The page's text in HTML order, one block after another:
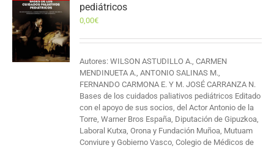
pediátricos
0,00€
Autores: WILSON ASTUDILLO A., CARMEN
MENDINUETA A., ANTONIO SALINAS M.,
FERNANDO CARMONA E. Y M. JOSÉ CARRANZA N.
Bases de los cuidados paliativos pediátricos Editado
con el apoyo de sus socios, del Actor Antonio de la
Torre, Warner Bros España, Diputación de Gipuzkoa,
Laboral Kutxa, Orona y Fundación Muñoa, Mutuam
Conviure y Gobierno Vasco, Colegio de Médicos de